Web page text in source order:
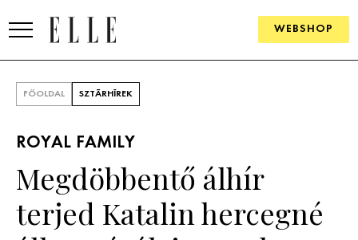
WEBSHOP
SZÉPSÉG
KULTÚRA
FŐOLDAL SZTÁRHÍREK
ROYAL FAMILY
Megdöbbentő álhír
terjed Katalin hercegné